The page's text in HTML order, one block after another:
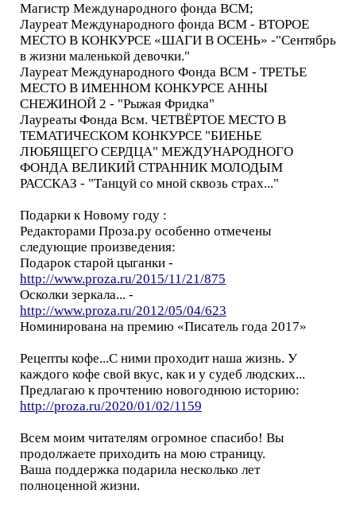
Магистр Международного фонда ВСМ;
Лауреат Международного фонда ВСМ - ВТОРОЕ
МЕСТО В КОНКУРСЕ «ШАГИ В ОСЕНЬ» -"Сентябрь
в жизни маленькой девочки."
Лауреат Международного Фонда ВСМ - ТРЕТЬЕ
МЕСТО В ИМЕННОМ КОНКУРСЕ АННЫ
СНЕЖИНОЙ 2 - "Рыжая Фридка"
Лауреаты Фонда Всм. ЧЕТВЁРТОЕ МЕСТО В
ТЕМАТИЧЕСКОМ КОНКУРСЕ "БИЕНЬЕ
ЛЮБЯЩЕГО СЕРДЦА" МЕЖДУНАРОДНОГО
ФОНДА ВЕЛИКИЙ СТРАННИК МОЛОДЫМ
РАССКАЗ - "Танцуй со мной сквозь страх..."
Подарки к Новому году :
Редакторами Проза.ру особенно отмечены
следующие произведения:
Подарок старой цыганки -
http://www.proza.ru/2015/11/21/875
Осколки зеркала... -
http://www.proza.ru/2012/05/04/623
Номинирована на премию «Писатель года 2017»
Рецепты кофе...С ними проходит наша жизнь. У
каждого кофе свой вкус, как и у судеб людских...
Предлагаю к прочтению новогоднюю историю:
http://proza.ru/2020/01/02/1159
Всем моим читателям огромное спасибо! Вы
продолжаете приходить на мою страницу.
Ваша поддержка подарила несколько лет
полноценной жизни.